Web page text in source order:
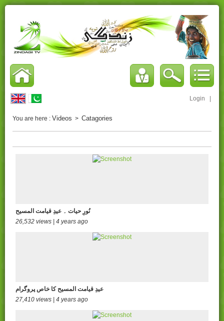
Login
You are here : Videos > Catagories
نُورِ حیات ۔ عیدِ قیامت المسیح
26,532 views | 4 years ago
عیدِ قیامت المسیح کا خاص پروگرام
27,410 views | 4 years ago